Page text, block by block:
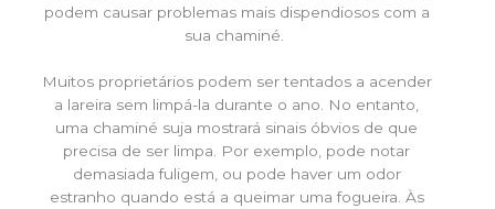
podem causar problemas mais dispendiosos com a
sua chaminé.
Muitos proprietários podem ser tentados a acender
a lareira sem limpá-la durante o ano. No entanto,
uma chaminé suja mostrará sinais óbvios de que
precisa de ser limpa. Por exemplo, pode notar
demasiada fuligem, ou pode haver um odor
estranho quando está a queimar uma fogueira. Às